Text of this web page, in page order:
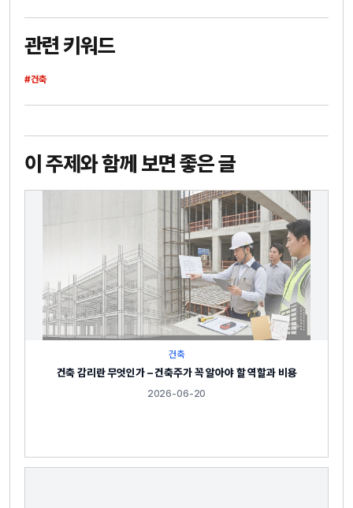
관련 키워드
#건축
이 주제와 함께 보면 좋은 글
건축
건축 감리란 무엇인가 – 건축주가 꼭 알아야 할 역할과 비용
2026-06-20